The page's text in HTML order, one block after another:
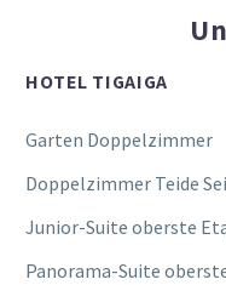
HOTEL TIGAIGA
Garten Doppelzimmer
Doppelzimmer Teide
Junior-Suite oberste
Panorama-Suite